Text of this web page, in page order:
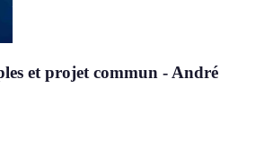
et projet commun - André